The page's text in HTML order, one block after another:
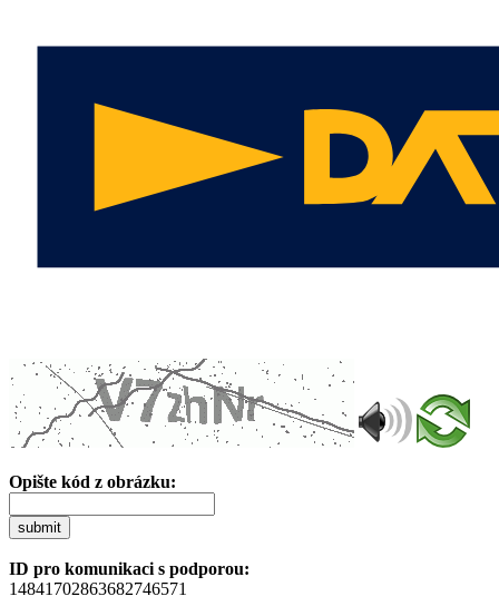
Opište kód z obrázku:
submit
ID pro komunikaci s podporou:
14841702863682746571